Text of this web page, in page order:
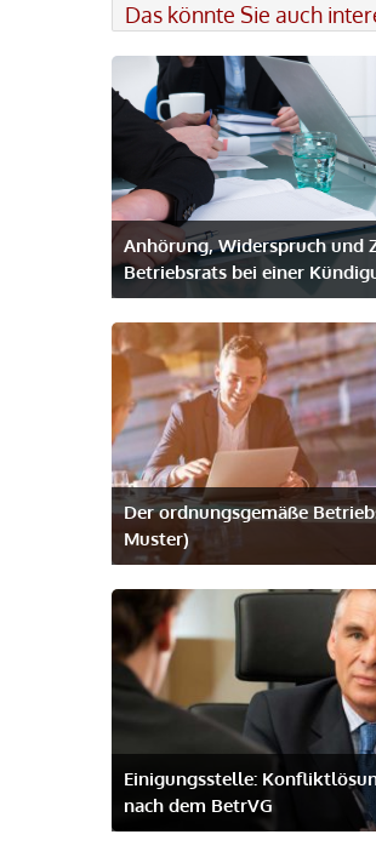
Das könnte Sie auch
Anhörung, Widerspruch und
Betriebsrats bei einer
Der ordnungsgemäße
Muster)
Einigungsstelle:
nach dem BetrVG